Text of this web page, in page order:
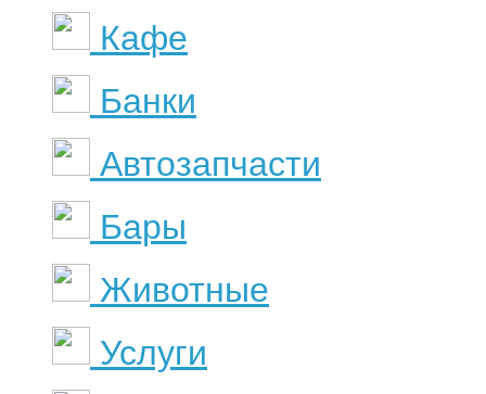
Кафе
Банки
Автозапчасти
Бары
Животные
Услуги